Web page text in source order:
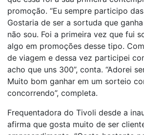
promoção. “Eu sempre participo
Gostaria de ser a sortuda que
não sou. Foi a primeira vez que fui
algo em promoções desse tipo.
de viagem e dessa vez participei
acho que uns 300”, conta. “Adorei
Muito bom ganhar em um sorteio
concorrendo”, completa.
Frequentadora do Tivoli desde a
afirma que gosta muito de ser